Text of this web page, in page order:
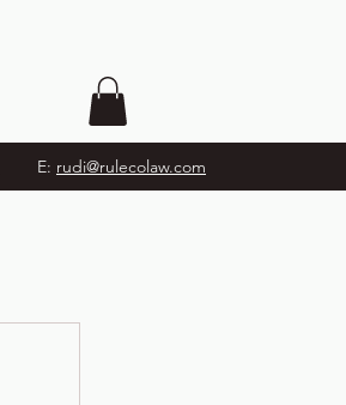
E: rudi@rulecolaw.com